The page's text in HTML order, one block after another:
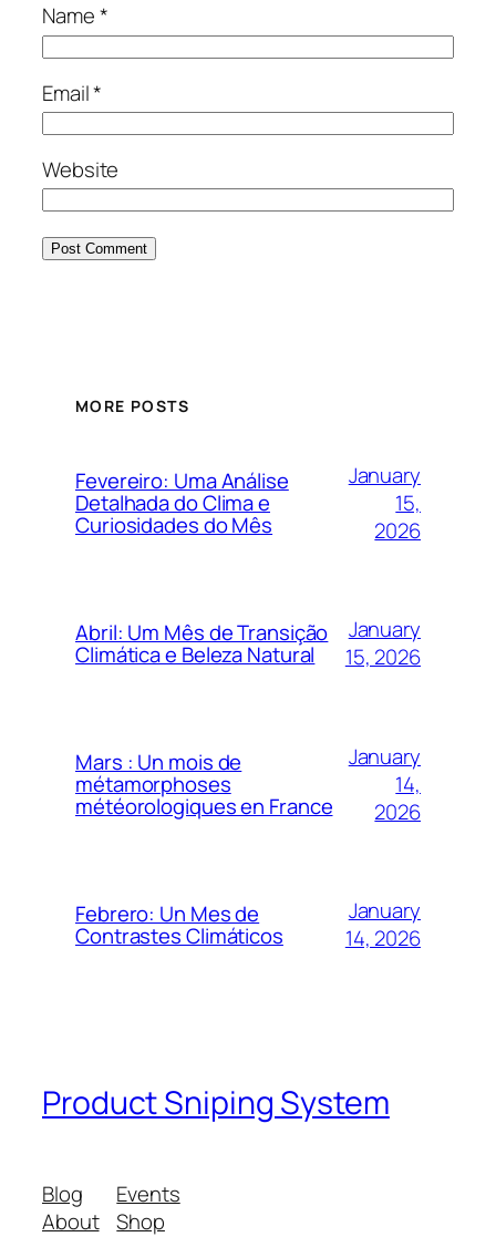
Name*
Email*
Website
MORE POSTS
Fevereiro: Uma Análise
Detalhada do Clima e
Curiosidades do Mês
January
15,
2026
Abril: Um Mês de Transição
Climática e Beleza Natural
January
15, 2026
Mars : Un mois de
métamorphoses
météorologiques en France
January
14,
2026
Febrero: Un Mes de
Contrastes Climáticos
January
14, 2026
Product Sniping System
Blog
About
Events
Shop